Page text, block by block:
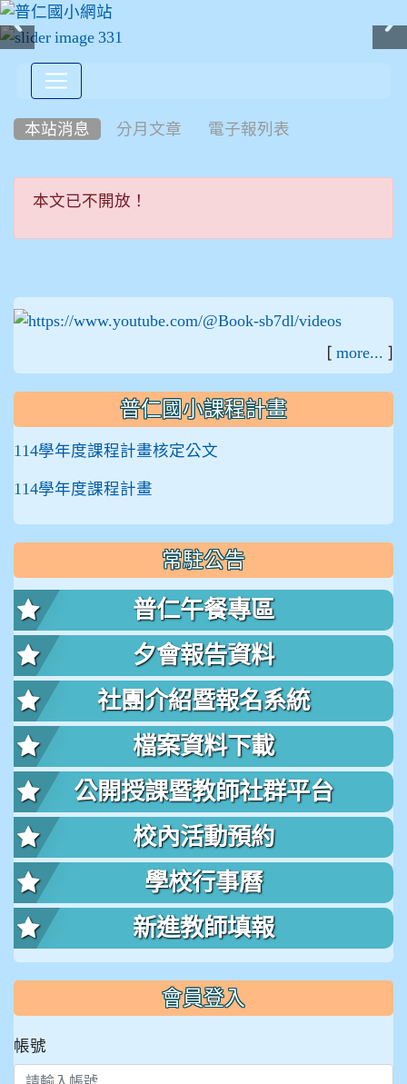
本站消息 分月文章 電子報列表
本文已不開放！
本文已不開放！
[ more... ]
普仁國小課程計畫
114學年度課程計畫核定公文
114學年度課程計畫
常駐公告
普仁午餐專區
夕會報告資料
社團介紹暨報名系統
檔案資料下載
公開授課暨教師社群平台
校內活動預約
學校行事曆
新進教師填報
會員登入
帳號